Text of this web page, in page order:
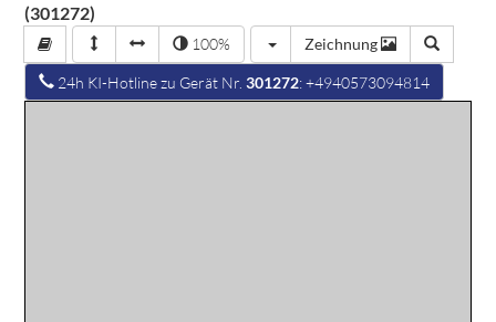
(301272)
100% Zeichnung
24h KI-Hotline zu Gerät Nr.301272: +4940573094814